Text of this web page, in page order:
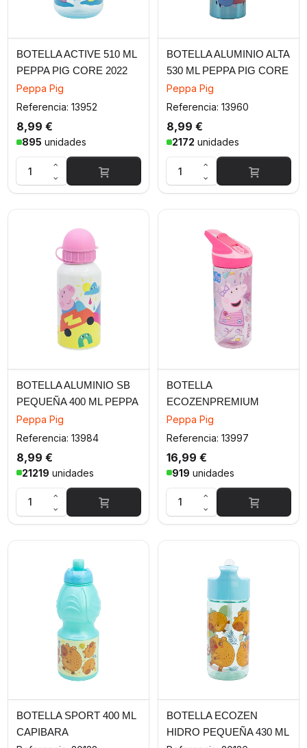
BOTELLA ACTIVE 510 ML
PEPPA PIG CORE 2022
Peppa Pig
Referencia: 13952
895 unidades
8,99 €
BOTELLA ALUMINIO ALTA
530 ML PEPPA PIG CORE
2022
Peppa Pig
Referencia: 13960
2172 unidades
8,99 €
BOTELLA ALUMINIO SB
PEQUEÑA 400 ML PEPPA
PIG FRIENDS
Peppa Pig
Referencia: 13984
21219 unidades
8,99 €
BOTELLA
ECOZENPREMIUM
MEDIANA 620 ML PEPPA
PIG HAZE
Peppa Pig
Referencia: 13997
919 unidades
16,99 €
BOTELLA SPORT 400 ML
CAPIBARA
BOTELLA ECOZEN
HIDRO PEQUEÑA 430 ML